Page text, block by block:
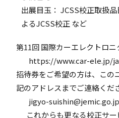
出展目玉： JCSS校正取扱
よるJCSS校正 など
第11回 国際カーエレクトロニ
https://www.car-ele.jp/
招待券をご希望の方は、この
記のアドレスまでご連絡くだ
jigyo-suishin@jemic.go.jp
これからも更なる校正サ